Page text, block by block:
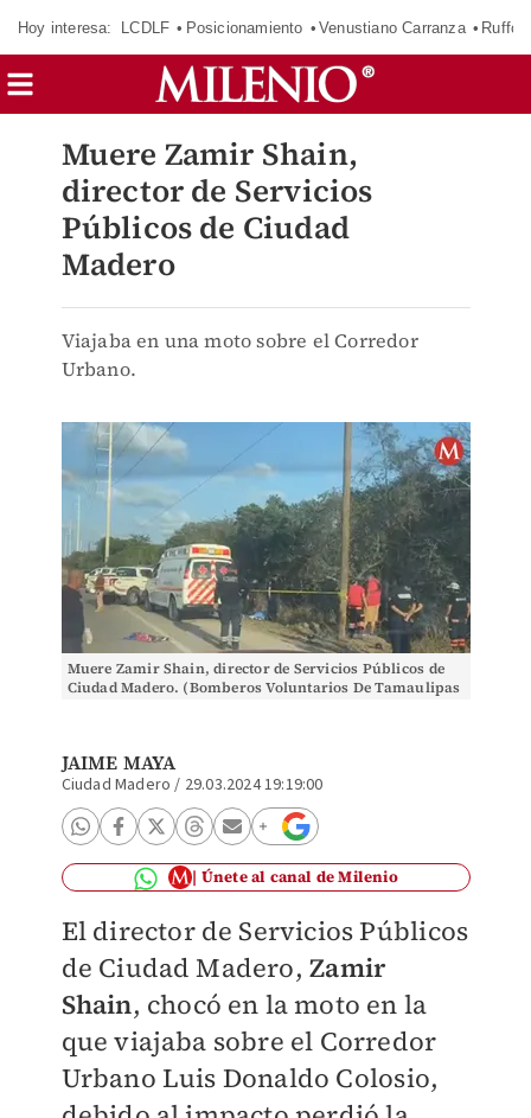
Hoy interesa: LCDLF Posicionamiento Venustiano Carranza Ruffo
Muere Zamir Shain,
director de Servicios
Públicos de Ciudad
Madero
Viajaba en una moto sobre el Corredor
Urbano.
Muere Zamir Shain, director de Servicios Públicos de
Ciudad Madero. (Bomberos Voluntarios De Tamaulipas
JAIME MAYA
Ciudad Madero / 29.03.2024 19:19:00
Únete al canal de Milenio
El director de Servicios Públicos
de Ciudad Madero,Zamir
Shain, chocó en la moto en la
que viajaba sobre el Corredor
Urbano Luis Donaldo Colosio,